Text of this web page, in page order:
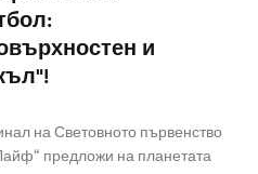
и
на Световното първенство
предложи на планетата